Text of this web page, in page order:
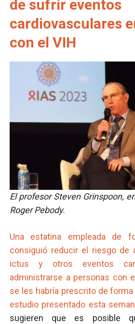
de sufrir eventos
cardiovasculares
con el VIH
El profesor Steven Grinspoon,
Roger Pebody.
Una estatina empleada de
consiguió reducir el riesgo de
ictus y otros eventos
administrarse a personas con
se les habría prescrito de
estudio presentado esta
sugieren que es posible